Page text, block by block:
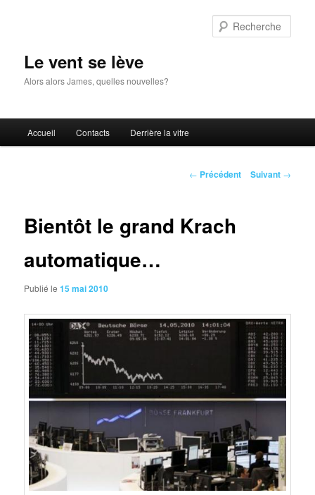
Le vent se lève
Alors alors James, quelles nouvelles?
principal
Accueil Contacts Derrière la vitre
Navigation
← Précédent Suivant →
Bientôt le grand Krach
automatique…
Publié le15 mai 2010